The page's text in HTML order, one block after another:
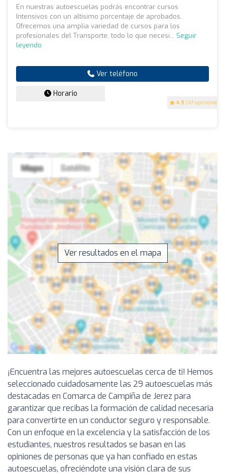
4.9 (47 opiniones)
En nuestras autoescuelas podrás encontrar cursos
Intensivos con un altísimo porcentaje de aprobados.
Ofrecemos una amplia variedad de cursos para los
profesionales del Transporte, todo lo que necesi... Seguir
leyendo
Ver teléfono
Horario
Ver resultados en el mapa
¡Encuentra las mejores autoescuelas cerca de ti! Hemos
seleccionado cuidadosamente las 29 autoescuelas más
destacadas en Comarca de Campiña de Jerez para
garantizar que recibas la formación de calidad necesaria
para convertirte en un conductor seguro y responsable.
Con un enfoque en la excelencia y la satisfacción de los
estudiantes, nuestros resultados se basan en las
opiniones de personas que ya han confiado en estas
autoescuelas, ofreciéndote una visión clara de sus